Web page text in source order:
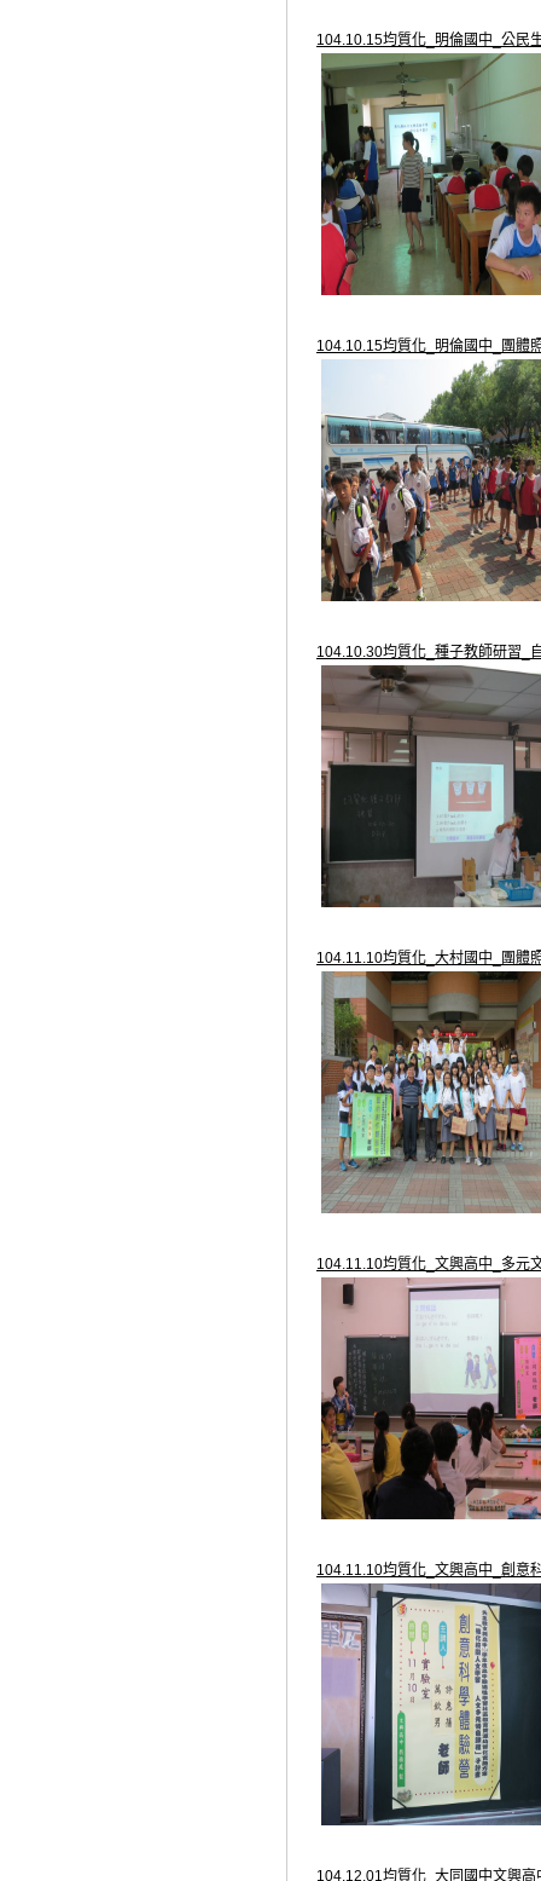
104.10.15均質化_明倫國中_公民
104.10.15均質化_明倫國中_團體
104.10.30均質化_種子教師研習_
104.11.10均質化_大村國中_團體
104.11.10均質化_文興高中_多元
104.11.10均質化_文興高中_創意
104.12.01均質化_大同國中文興高